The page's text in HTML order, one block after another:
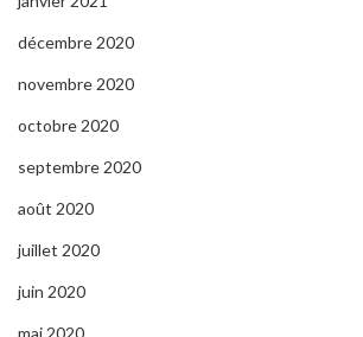
décembre 2020
novembre 2020
octobre 2020
septembre 2020
août 2020
juillet 2020
juin 2020